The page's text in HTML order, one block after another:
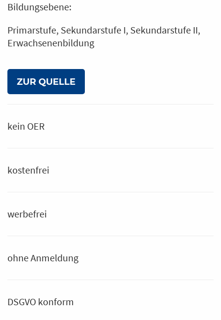
Bildungsebene:
Primarstufe Sekundarstufe I Sekundarstufe II
Erwachsenenbildung
ZUR QUELLE
kein OER
kostenfrei
werbefrei
ohne Anmeldung
DSGVO konform